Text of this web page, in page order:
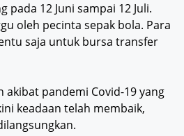
12 Juni sampai 12 Juli.
oleh pecinta sepak bola. Para
saja untuk bursa transfer
pandemi Covid-19 yang
keadaan telah membaik,